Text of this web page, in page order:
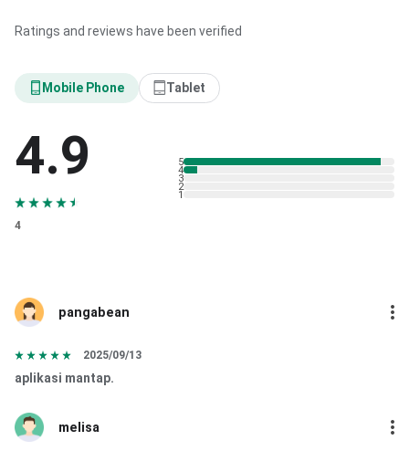
Ratings and reviews have been verified
Mobile Phone Tablet
4.9
4
5
4
3
2
1
pangabean
2025/09/13
aplikasi mantap.
melisa